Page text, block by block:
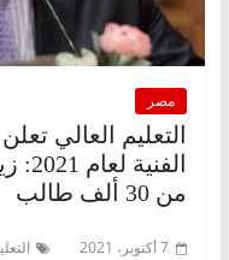
مصر
التعليم العالي
من 30 ألف طالب
7 أكتوبر، 2021